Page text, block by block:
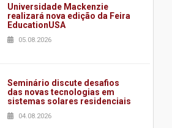
Universidade Mackenzie
realizará nova edição da Feira
EducationUSA
05.08.2026
Seminário discute desafios
das novas tecnologias em
sistemas solares residenciais
04.08.2026